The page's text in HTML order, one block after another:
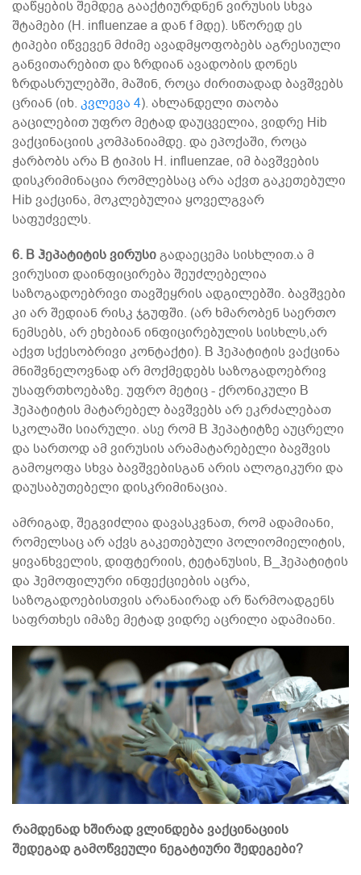
დაწყების შემდეგ გააქტიურდნენ ვირუსის სხვა
შტამები (H. influenzae a დან f მდე). სწორედ ეს
ტიპები იწვევენ მძიმე ავადმყოფობებს აგრესიული
განვითარებით და ზრდიან ავადობის დონეს
ზრდასრულებში, მაშინ, როცა ძირითადად ბავშვებს
ცრიან (იხ. კვლევა 4). ახლანდელი თაობა
გაცილებით უფრო მეტად დაუცველია, ვიდრე Hib
ვაქცინაციის კომპანიამდე. და ეპოქაში, როცა
ჭარბობს არა B ტიპის H. influenzae, იმ ბავშვების
დისკრიმინაცია რომლებსაც არა აქვთ გაკეთებული
Hib ვაქცინა, მოკლებულია ყოველგვარ
საფუძველს.
6. B ჰეპატიტის ვირუსიგადაეცემა სისხლით.ა მ
ვირუსით დაინფიცირება შეუძლებელია
საზოგადოებრივი თავშეყრის ადგილებში. ბავშვები
კი არ შედიან რისკ ჯგუფში. (არ ხმარობენ საერთო
ნემსებს, არ ეხებიან ინფიცირებულის სისხლს,არ
აქვთ სქესობრივი კონტაქტი). B ჰეპატიტის ვაქცინა
მნიშვნელოვნად არ მოქმედებს საზოგადოებრივ
უსაფრთხოებაზე. უფრო მეტიც - ქრონიკული B
ჰეპატიტის მატარებელ ბავშვებს არ ეკრძალებათ
სკოლაში სიარული. ასე რომ B ჰეპატიტზე აუცრელი
და სართოდ ამ ვირუსის არამატარებელი ბავშვის
გამოყოფა სხვა ბავშვებისგან არის ალოგიკური და
დაუსაბუთებელი დისკრიმინაცია.
ამრიგად, შეგვიძლია დავასკვნათ, რომ ადამიანი,
რომელსაც არ აქვს გაკეთებული პოლიომიელიტის,
ყივანხველის, დიფტერიის, ტეტანუსის, B_ჰეპატიტის
და ჰემოფილური ინფექციების აცრა,
საზოგადოებისთვის არანაირად არ წარმოადგენს
საფრთხეს იმაზე მეტად ვიდრე აცრილი ადამიანი.
რამდენად ხშირად ვლინდება ვაქცინაციის
შედეგად გამოწვეული ნეგატიური შედეგები?